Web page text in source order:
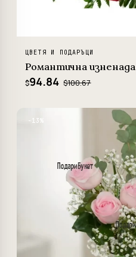
ЦВЕТЯ И ПОДАРЪЦИ
Романтична изненада
$94.84 $100.67
−13%